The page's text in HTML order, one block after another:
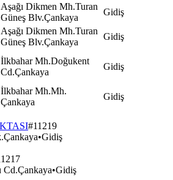
Aşağı Dikmen Mh.Turan
Güneş Blv.Çankaya
Gidiş
Aşağı Dikmen Mh.Turan
Güneş Blv.Çankaya
Gidiş
İlkbahar Mh.Doğukent
Cd.Çankaya
Gidiş
İlkbahar Mh.Mh.
Çankaya
Gidiş
#11219
•Gidiş
Cd.Çankaya•Gidiş